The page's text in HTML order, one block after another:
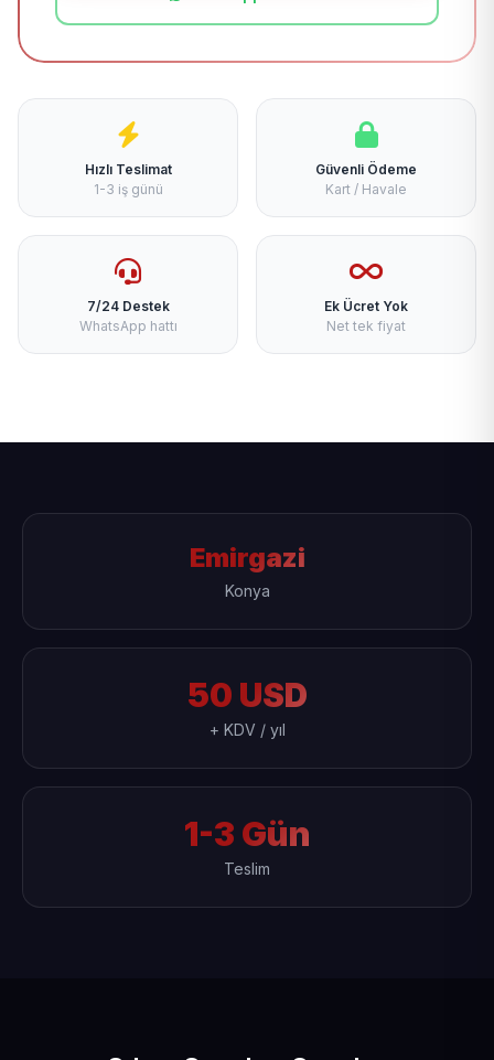
Hızlı Teslimat
1-3 iş günü
Güvenli Ödeme
Kart / Havale
7/24 Destek
WhatsApp hattı
Ek Ücret Yok
Net tek fiyat
Emirgazi
Konya
50 USD
+ KDV / yıl
1-3 Gün
Teslim